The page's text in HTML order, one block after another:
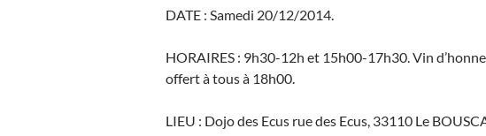
DATE : Samedi 20/12/2014.
HORAIRES : 9h30-12h et 15h00-17h30. Vin
offert à tous à 18h00.
LIEU : Dojo des Ecus rue des Ecus, 33110 Le